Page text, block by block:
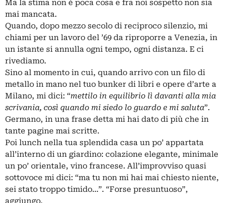
Ma la stima non è poca cosa e fra noi sospetto non sia
mai mancata.
Quando, dopo mezzo secolo di reciproco silenzio, mi
chiami per un lavoro del ’69 da riproporre a Venezia, in
un istante si annulla ogni tempo, ogni distanza. E ci
rivediamo.
Sino al momento in cui, quando arrivo con un filo di
metallo in mano nel tuo bunker di libri e opere d’arte a
Milano, mi dici: “mettilo in equilibrio lì davanti alla mia
scrivania, così quando mi siedo lo guardo e mi saluta”.
Germano, in una frase detta mi hai dato di più che in
tante pagine mai scritte.
Poi lunch nella tua splendida casa un po’ appartata
all’interno di un giardino: colazione elegante, minimale
un po’ orientale, vino francese. All’improvviso quasi
sottovoce mi dici: “ma tu non mi hai mai chiesto niente,
sei stato troppo timido…”. “Forse presuntuoso”,
aggiungo.